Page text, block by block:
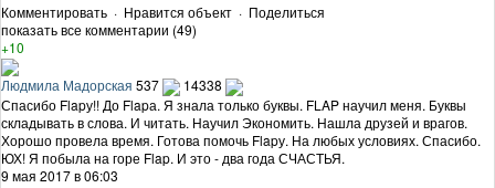
Комментировать · Нравится объект · Поделиться
показать все комментарии (49)
+10
Людмила Мадорская 537
14338
Спасибо Flapу!! До Flapа. Я знала только буквы. FLAP научил меня. Буквы
складывать в слова. И читать. Научил Экономить. Нашла друзей и врагов.
Хорошо провела время. Готова помочь Flapу. На любых условиях. Спасибо.
ЮХ! Я побыла на горе Flap. И это - два года СЧАСТЬЯ.
9 мая 2017 в 06:03